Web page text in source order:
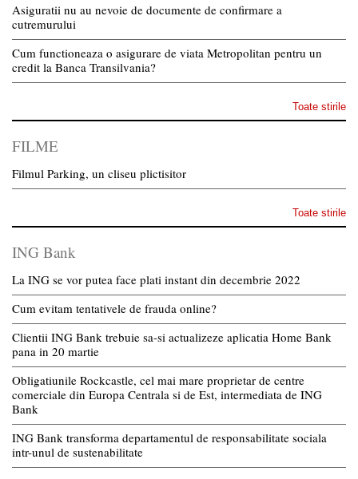
Asiguratii nu au nevoie de documente de confirmare a
cutremurului
Cum functioneaza o asigurare de viata Metropolitan pentru un
credit la Banca Transilvania?
Toate stirile
FILME
Filmul Parking, un cliseu plictisitor
Toate stirile
ING Bank
La ING se vor putea face plati instant din decembrie 2022
Cum evitam tentativele de frauda online?
Clientii ING Bank trebuie sa-si actualizeze aplicatia Home Bank
pana in 20 martie
Obligatiunile Rockcastle, cel mai mare proprietar de centre
comerciale din Europa Centrala si de Est, intermediata de ING
Bank
ING Bank transforma departamentul de responsabilitate sociala
intr-unul de sustenabilitate